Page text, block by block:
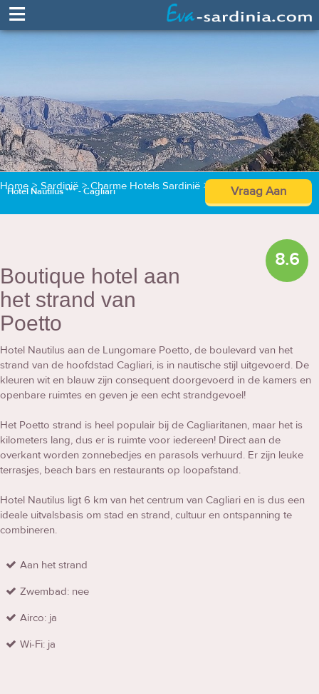
≡
Home > Sardinië > Charme Hotels Sardinië > Hotel Nautilus
Hotel Nautilus *** - Cagliari Vraag Aan
8.6
Boutique hotel aan
het strand van
Poetto
Hotel Nautilus aan de Lungomare Poetto, de boulevard van het
strand van de hoofdstad Cagliari, is in nautische stijl uitgevoerd. De
kleuren wit en blauw zijn consequent doorgevoerd in de kamers en
openbare ruimtes en geven je een echt strandgevoel!
Het Poetto strand is heel populair bij de Cagliaritanen, maar het is
kilometers lang, dus er is ruimte voor iedereen! Direct aan de
overkant worden zonnebedjes en parasols verhuurd. Er zijn leuke
terrasjes, beach bars en restaurants op loopafstand.
Hotel Nautilus ligt 6 km van het centrum van Cagliari en is dus een
ideale uitvalsbasis om stad en strand, cultuur en ontspanning te
combineren.
Aan het strand
Zwembad: nee
Airco: ja
Wi-Fi: ja